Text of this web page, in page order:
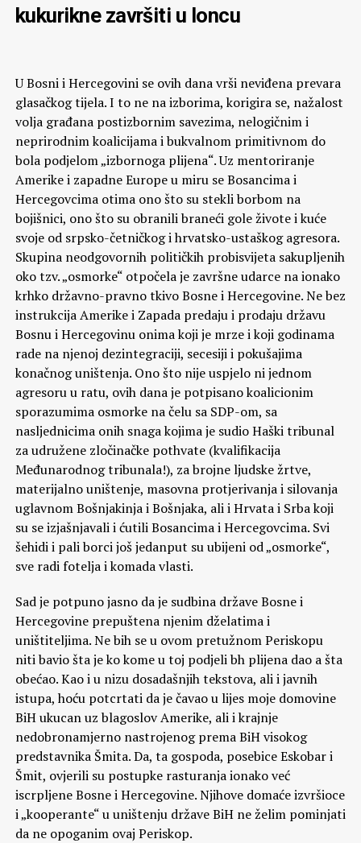
kukurikne završiti u loncu
U Bosni i Hercegovini se ovih dana vrši neviđena prevara
glasačkog tijela. I to ne na izborima, korigira se, nažalost
volja građana postizbornim savezima, nelogičnim i
neprirodnim koalicijama i bukvalnom primitivnom do
bola podjelom „izbornoga plijena“. Uz mentoriranje
Amerike i zapadne Europe u miru se Bosancima i
Hercegovcima otima ono što su stekli borbom na
bojišnici, ono što su obranili braneći gole živote i kuće
svoje od srpsko-četničkog i hrvatsko-ustaškog agresora.
Skupina neodgovornih političkih probisvijeta sakupljenih
oko tzv. „osmorke“ otpočela je završne udarce na ionako
krhko državno-pravno tkivo Bosne i Hercegovine. Ne bez
instrukcija Amerike i Zapada predaju i prodaju državu
Bosnu i Hercegovinu onima koji je mrze i koji godinama
rade na njenoj dezintegraciji, secesiji i pokušajima
konačnog uništenja. Ono što nije uspjelo ni jednom
agresoru u ratu, ovih dana je potpisano koalicionim
sporazumima osmorke na čelu sa SDP-om, sa
nasljednicima onih snaga kojima je sudio Haški tribunal
za udružene zločinačke pothvate (kvalifikacija
Međunarodnog tribunala!), za brojne ljudske žrtve,
materijalno uništenje, masovna protjerivanja i silovanja
uglavnom Bošnjakinja i Bošnjaka, ali i Hrvata i Srba koji
su se izjašnjavali i ćutili Bosancima i Hercegovcima. Svi
šehidi i pali borci još jedanput su ubijeni od „osmorke“,
sve radi fotelja i komada vlasti.
Sad je potpuno jasno da je sudbina države Bosne i
Hercegovine prepuštena njenim dželatima i
uništiteljima. Ne bih se u ovom pretužnom Periskopu
niti bavio šta je ko kome u toj podjeli bh plijena dao a šta
obećao. Kao i u nizu dosadašnjih tekstova, ali i javnih
istupa, hoću potcrtati da je čavao u lijes moje domovine
BiH ukucan uz blagoslov Amerike, ali i krajnje
nedobronamjerno nastrojenog prema BiH visokog
predstavnika Šmita. Da, ta gospoda, posebice Eskobar i
Šmit, ovjerili su postupke rasturanja ionako već
iscrpljene Bosne i Hercegovine. Njihove domaće izvršioce
i „kooperante“ u uništenju države BiH ne želim pominjati
da ne opoganim ovaj Periskop.